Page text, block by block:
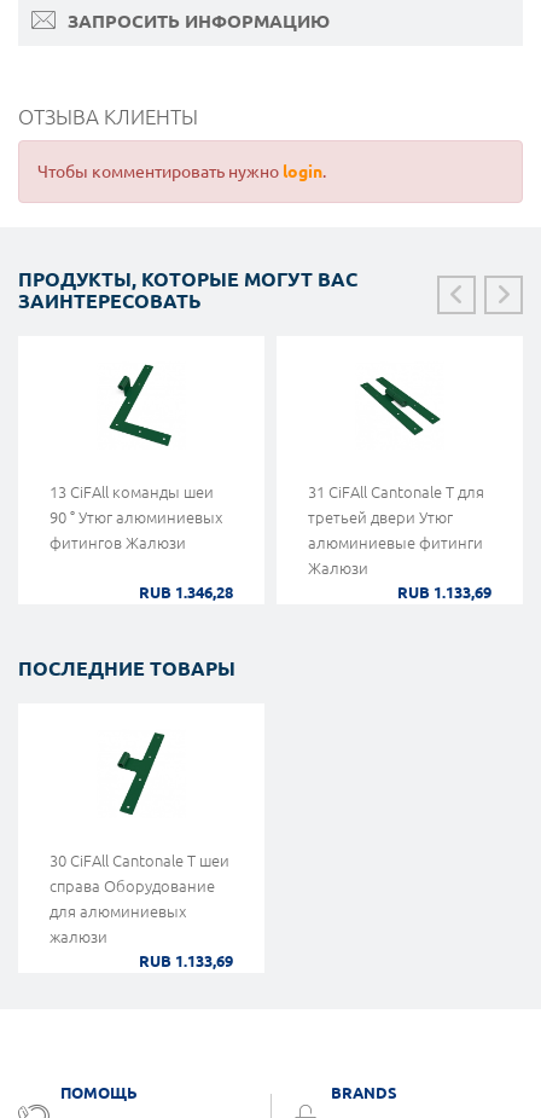
ЗАПРОСИТЬ ИНФОРМАЦИЮ
ОТЗЫВА КЛИЕНТЫ
Чтобы комментировать нужно login.
ПРОДУКТЫ, КОТОРЫЕ МОГУТ ВАС
ЗАИНТЕРЕСОВАТЬ
13 CiFAll команды шеи
90 ° Утюг алюминиевых
фитингов Жалюзи
RUB 1.346,28
31 CiFAll Cantonale Т для
третьей двери Утюг
алюминиевые фитинги
Жалюзи
RUB 1.133,69
ПОСЛЕДНИЕ ТОВАРЫ
30 CiFAll Cantonale Т шеи
справа Оборудование
для алюминиевых
жалюзи
RUB 1.133,69
ПОМОЩЬ BRANDS